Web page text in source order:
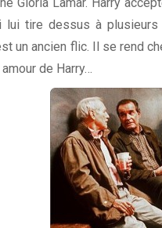
lui tire dessus à
un ancien flic. Il se rend
de Harry…